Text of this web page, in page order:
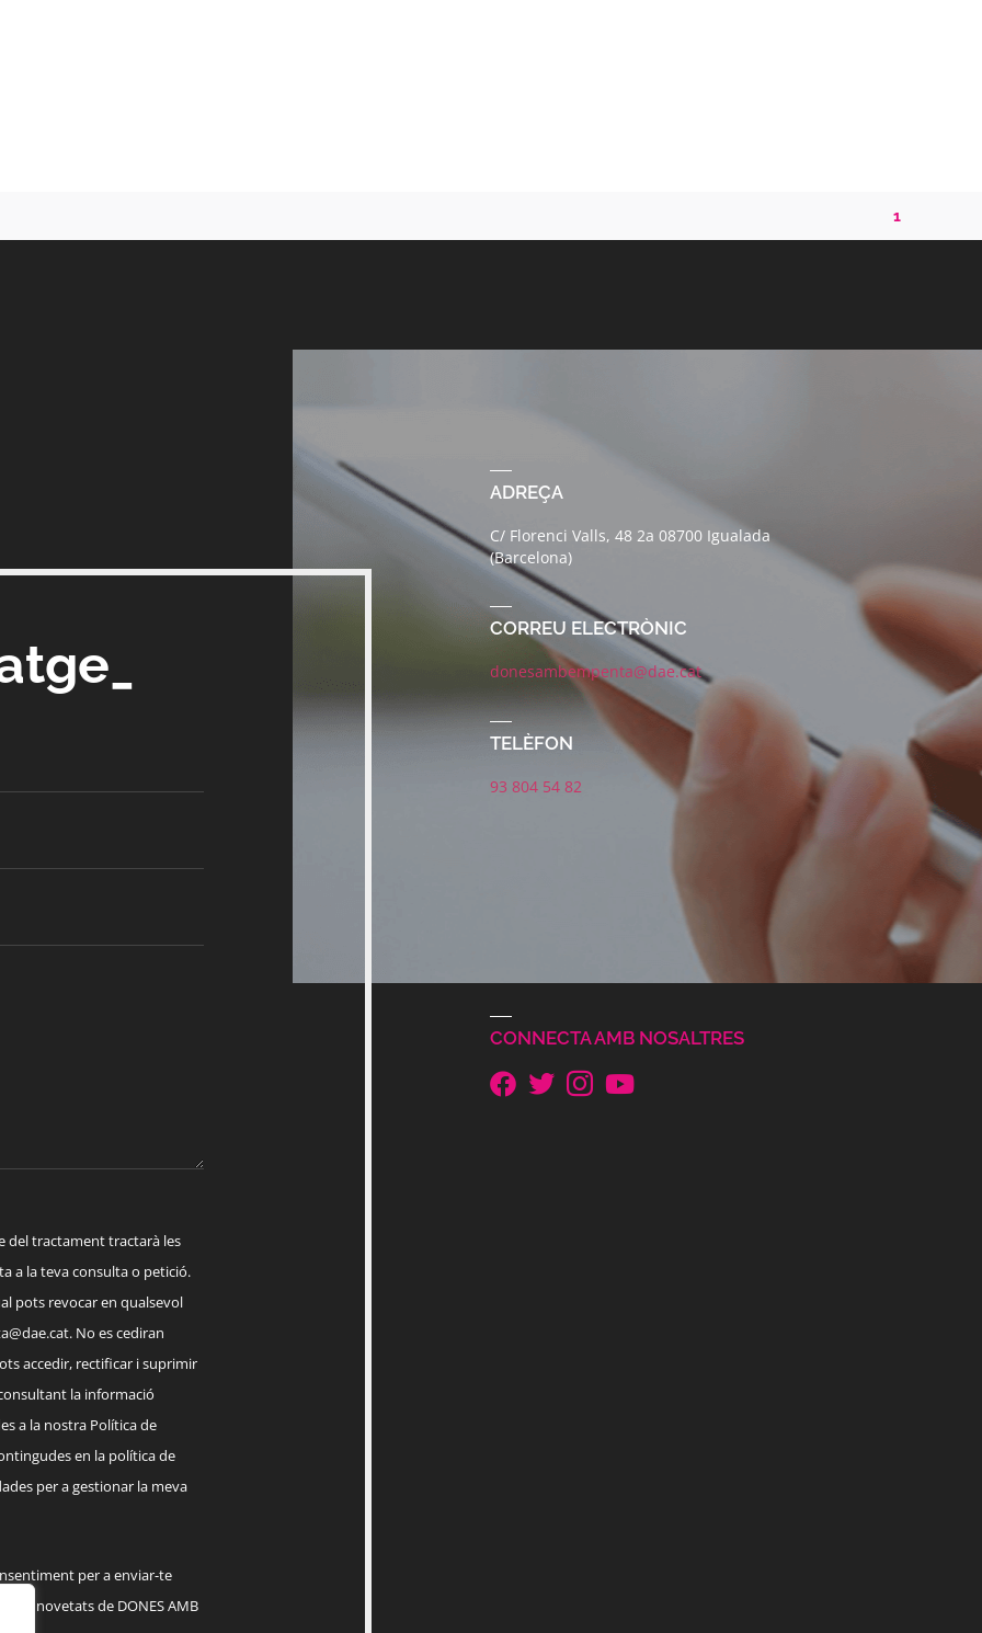
1
del tractament tractarà les
a la teva consulta o petició.
pots revocar en qualsevol
. No es cediran
accedir, rectificar i suprimir
la informació
a la nostra Política de
en la política de
per a gestionar la meva
per a enviar-te
novetats de DONES AMB
ADREÇA
C/ Florenci Valls, 48 2a 08700 Igualada
(Barcelona)
CORREU ELECTRÒNIC
donesambempenta@dae.cat
TELÈFON
93 804 54 82
CONNECTA AMB NOSALTRES